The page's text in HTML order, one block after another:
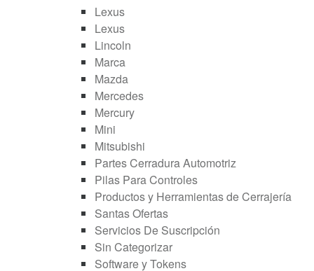
Lexus
Lexus
Lincoln
Marca
Mazda
Mercedes
Mercury
Mini
Mitsubishi
Partes Cerradura Automotriz
Pilas Para Controles
Productos y Herramientas de Cerrajería
Santas Ofertas
Servicios De Suscripción
Sin Categorizar
Software y Tokens